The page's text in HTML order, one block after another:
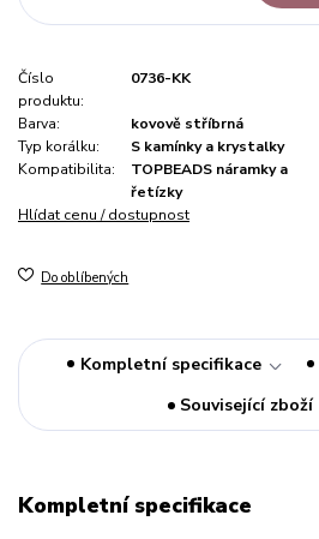
Číslo
produktu:
0736-KK
Barva:
kovově stříbrná
Typ korálku:
S kamínky a krystalky
Kompatibilita:
TOPBEADS náramky a
řetízky
Hlídat cenu / dostupnost
Do oblíbených
Kompletní specifikace
Související zboží
Kompletní specifikace